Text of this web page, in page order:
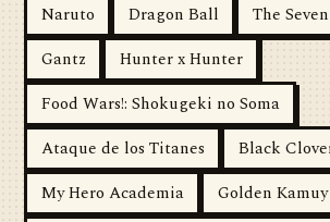
Naruto Dragon Ball
The
Gantz
Hunter x Hunter
Food Wars!: Shokugeki no Soma
Ataque de los Titanes
Black
My Hero Academia
Golden Kamuy